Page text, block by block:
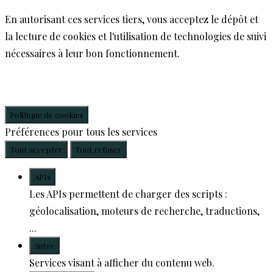
En autorisant ces services tiers, vous acceptez le dépôt et
la lecture de cookies et l'utilisation de technologies de suivi
nécessaires à leur bon fonctionnement.
Politique de cookies
Préférences pour tous les services
Tout accepter Tout refuser
APIs
Les APIs permettent de charger des scripts :
géolocalisation, moteurs de recherche, traductions,
...
Autre
Services visant à afficher du contenu web.